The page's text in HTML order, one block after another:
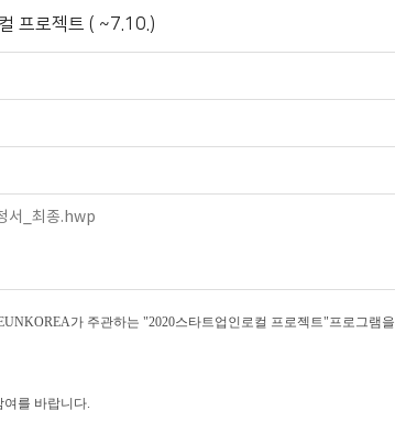
프로젝트 ( ~7.10.)
서_최종.hwp
가 주관하는 "2020스타트업인로컬 프로젝트"프로그램을
를 바랍니다.